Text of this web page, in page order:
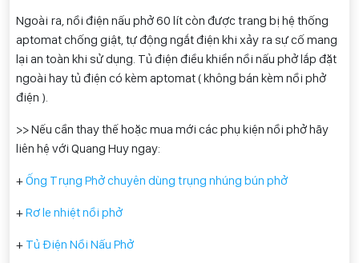
Ngoài ra, nồi điện nấu phở 60 lít còn được trang bị hệ thống
aptomat chống giật, tự động ngắt điện khi xảy ra sự cố mang
lại an toàn khi sử dụng. Tủ điện điều khiển nồi nấu phở lắp đặt
ngoài hay tủ điện có kèm aptomat ( không bán kèm nồi phở
điện ).
>> Nếu cần thay thế hoặc mua mới các phụ kiện nồi phở hãy
liên hệ với Quang Huy ngay:
+Ống Trụng Phở chuyên dùng trụng nhúng bún phở
+Rơ le nhiệt nồi phở
+ Tủ Điện Nồi Nấu Phở